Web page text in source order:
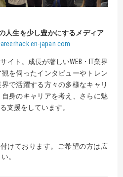
人生を少し豊かにするメディア
japan.com
イト。成長が著しいWEB・IT業界
を伺ったインタビューやトレン
で活躍する方々の多様なキャリ
身のキャリアを考え、さらに魅
支援をしています。
けております。ご希望の方は広
。